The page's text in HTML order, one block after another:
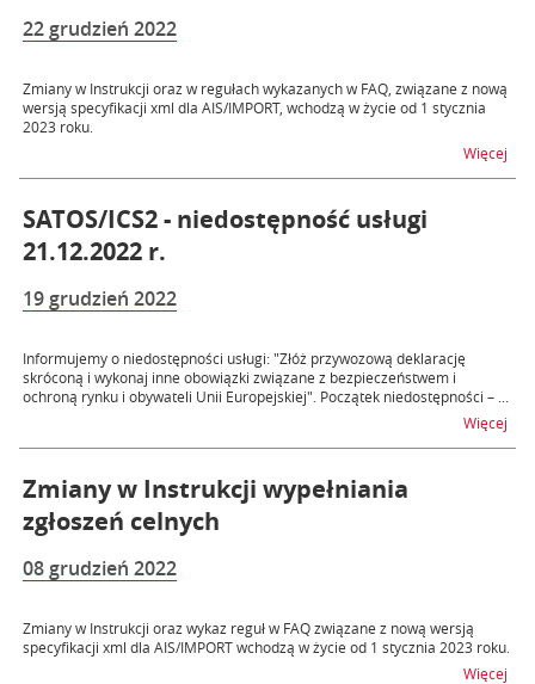
22 grudzień 2022
Zmiany w Instrukcji oraz w regułach wykazanych w FAQ, związane z nową
wersją specyfikacji xml dla AIS/IMPORT, wchodzą w życie od 1 stycznia
2023 roku.
Więcej
SATOS/ICS2 - niedostępność usługi
21.12.2022 r.
19 grudzień 2022
Informujemy o niedostępności usługi: "Złóż przywozową deklarację
skróconą i wykonaj inne obowiązki związane z bezpieczeństwem i
ochroną rynku i obywateli Unii Europejskiej". Początek niedostępności – ...
Więcej
Zmiany w Instrukcji wypełniania
zgłoszeń celnych
08 grudzień 2022
Zmiany w Instrukcji oraz wykaz reguł w FAQ związane z nową wersją
specyfikacji xml dla AIS/IMPORT wchodzą w życie od 1 stycznia 2023 roku.
Więcej